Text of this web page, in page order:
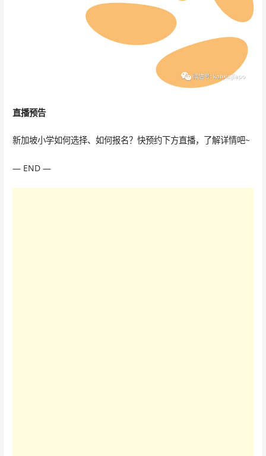
直播预告
新加坡小学如何选择、如何报名？快预约下方直播，了解详情吧~
— END —